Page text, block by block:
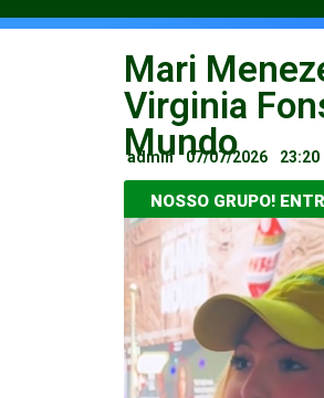
Mari
Virginia
Mundo
admin 07/07/2026 23:20
NOSSO GRUPO!